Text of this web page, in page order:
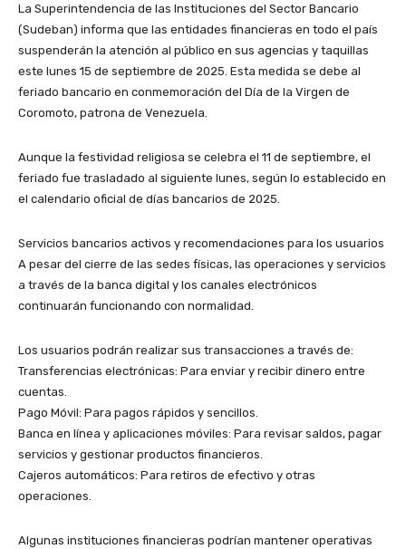
La Superintendencia de las Instituciones del Sector Bancario
(Sudeban) informa que las entidades financieras en todo el país
suspenderán la atención al público en sus agencias y taquillas
este lunes 15 de septiembre de 2025. Esta medida se debe al
feriado bancario en conmemoración del Día de la Virgen de
Coromoto, patrona de Venezuela.
​Aunque la festividad religiosa se celebra el 11 de septiembre, el
feriado fue trasladado al siguiente lunes, según lo establecido en
el calendario oficial de días bancarios de 2025.
​Servicios bancarios activos y recomendaciones para los usuarios
​A pesar del cierre de las sedes físicas, las operaciones y servicios
a través de la banca digital y los canales electrónicos
continuarán funcionando con normalidad.
Los usuarios podrán realizar sus transacciones a través de:
​Transferencias electrónicas: Para enviar y recibir dinero entre
cuentas.
​Pago Móvil: Para pagos rápidos y sencillos.
​Banca en línea y aplicaciones móviles: Para revisar saldos, pagar
servicios y gestionar productos financieros.
​Cajeros automáticos: Para retiros de efectivo y otras
operaciones.
​Algunas instituciones financieras podrían mantener operativas